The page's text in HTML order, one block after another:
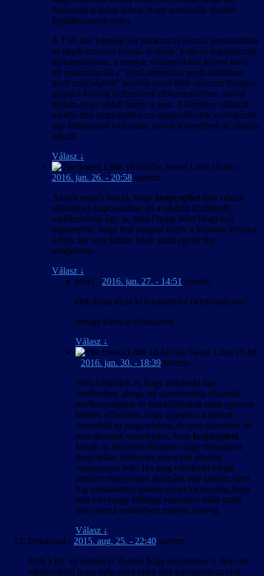
fontosnak a dolog ahhoz, hogy a második résznél
foglalkozzanak vele).
A TSP-hez jelenleg két szinkron is készül, pontosabban
az egyik biztosan készül, a másik, hogyan fogalmazzak
diplomatikusan, a magyar viszonyokhoz képest kissé
túl optimistán áll a “profi színésszel, profi stúdióban,
profi minőségben” tervből eredő több százezer forintos
gyártási költség fedezetének előteremtéséhez, szóval
kétlem, hogy abból bármi is lesz. A kérdésre válaszul:
mindketten megkapták a mi magyarításunk szövegének
egy átdolgozott változatát, szóval lényegében az alapján
készül.
Válasz ↓
The Sweet Little 16-bit -
2016. jan. 26. - 20:58 szerint:
Annyit tennék hozzá, hogy lostprophet (aki velünk
ellentétben kapcsolatban áll a rakétán közlekedő
vaddisznóval, úgy is, mint Flying Wild Hog) már
bejelentette, hogy lesz magyar nyelv a Shadow Warrior
2-ben, így nem kizárt, hogy azzal együtt fog
megjelenni.
Válasz ↓
pinki - 2016. jan. 27. - 14:51 szerint:
életcélnak tűzte ki h mindenbe belerondítcson?
amúgy kössz a válaszaitok
Válasz ↓
The Sweet Little 16-bit
- 2016. jan. 30. - 18:39 szerint:
Nem várhatjuk el, hogy mindenki úgy
viselkedjen, ahogy mi (szeretnénk). Hasonló
tevékenységünk és érdeklődésünk miatt egyszer-
kétszer előfordult, hogy ugyanazt a játékot
szemeltük ki magyarításra, de nem szeretünk és
nem akarunk veszekedni. Amit lostprophet
készít, az általában hivatalos vagy támogatott
magyarítás, többnyire nincs sok értelme
versenyezni vele. Ha meg véletlenül mégis
annyira magyarítani akarnánk egy játékot, nem
fog visszatartani minket olyan kicsinység, hogy
már van (vagy állítólag valamikor talán majd
lesz) hozzá valamilyen magyar szöveg.
Válasz ↓
Deadhead - 2015. aug. 25. - 22:40 szerint:
83% a DC és tesztelés? Tudom hogy szeptember 2. fele, de
elképzelhető hogy még sincs időm újra kipörgetni az első